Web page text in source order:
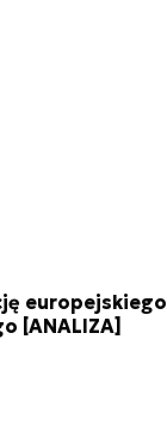
europejskiego
[ANALIZA]